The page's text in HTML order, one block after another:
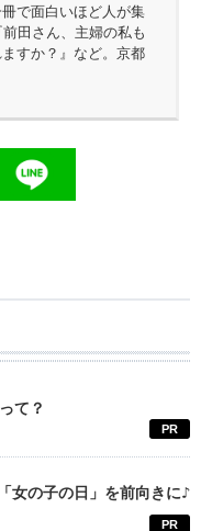
で面白いほど人が集
田さん、主婦の私も
すか？』など。京都
て？
PR
女の子の日」を前向きに♪
PR